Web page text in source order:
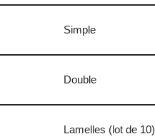
Simple
Double
Lamelles (lot de 10)